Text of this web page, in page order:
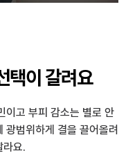
택이 갈려요
이고 부피 감소는 별로 안
광범위하게 결을 끌어올려
라요.